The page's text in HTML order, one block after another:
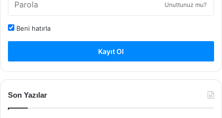
Unuttunuz mu?
Beni hatırla
Kayıt Ol
Son Yazılar